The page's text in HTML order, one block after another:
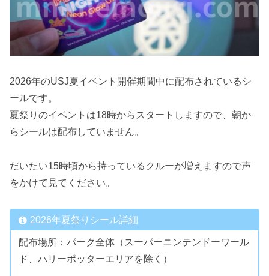
2026年のUSJ夏イベント開催期間中に配布されているシ
ールです。
夏祭りのイベントは18時からスタートしますので、朝か
らシールは配布していません。
だいたい15時頃から持っているクルーが増えますので声
をかけて見てください。
2026年夏祭りシール詳細
配布場所：パーク全体（スーパーニンテンドーワール
ド、ハリーポッターエリアを除く）